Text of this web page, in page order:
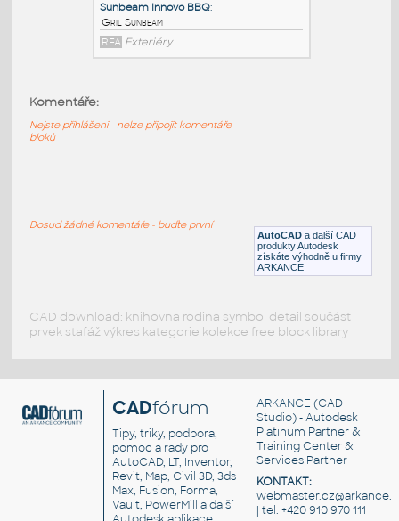
Gril na barbecue
RFA Zábava
Exteriéry
AutoCAD a další CAD
produkty Autodesk
získáte výhodně u firmy
ARKANCE
Komentáře:
Nejste přihlášeni - nelze připojit komentáře
bloků
Dosud žádné komentáře - buďte první
CAD download: knihovna rodina symbol detail součást
prvek stafáž výkres kategorie kolekce free block library
CADfórum
Tipy, triky, podpora,
pomoc a rady pro
AutoCAD, LT, Inventor,
Revit, Map, Civil 3D, 3ds
Max, Fusion, Forma,
Vault, PowerMill a další
ARKANCE (CAD
Studio) - Autodesk
Platinum Partner &
Training Center &
Services Partner
KONTAKT:
| tel. +420 910 970 111